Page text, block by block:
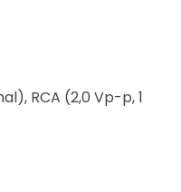
RCA (2,0 Vp-p, 1